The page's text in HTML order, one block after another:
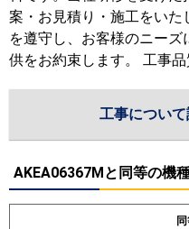
案・お見積り・施工をいた
を遵守し、お客様のニー
供をお約束します。 工事品
工事につい
AKEA06367Mと同等の機